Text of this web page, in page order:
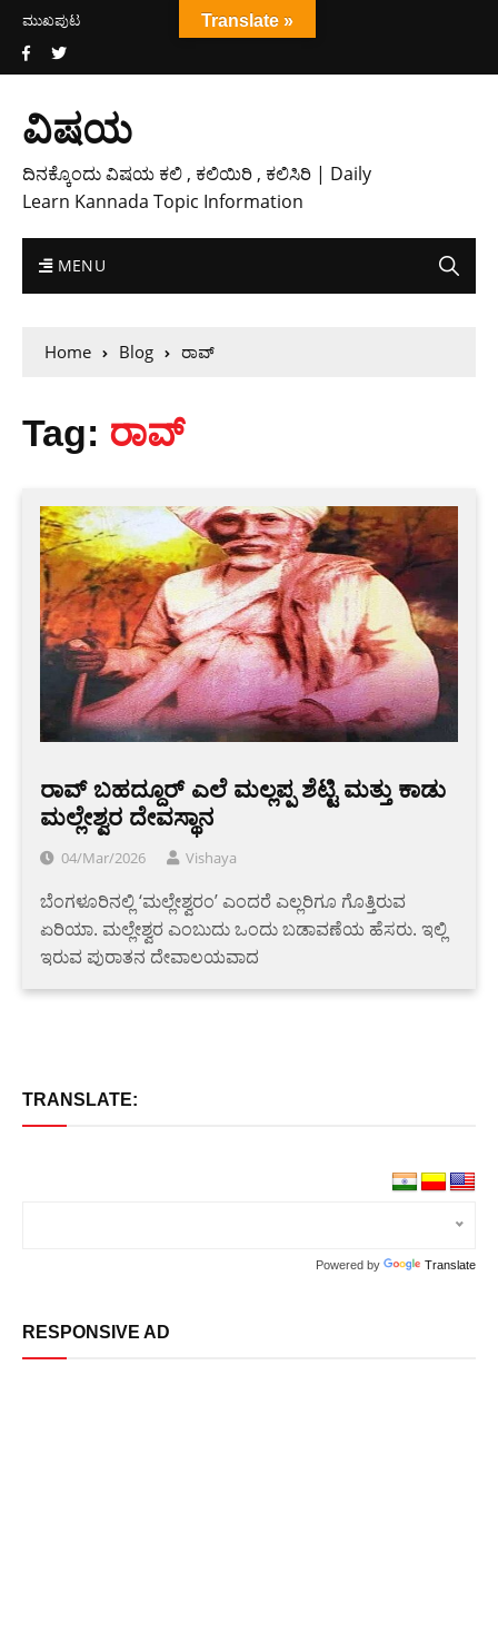
ಮುಖಪುಟ
ವಿಷಯ
ದಿನಕ್ಕೊಂದು ವಿಷಯ ಕಲಿ , ಕಲಿಯಿರಿ , ಕಲಿಸಿರಿ | Daily
Learn Kannada Topic Information
MENU
Home Blog ರಾವ್
Tag: ರಾವ್
ರಾವ್ ಬಹದ್ದೂರ್ ಎಲೆ ಮಲ್ಲಪ್ಪ ಶೆಟ್ಟಿ ಮತ್ತು ಕಾಡು
ಮಲ್ಲೇಶ್ವರ ದೇವಸ್ಥಾನ
04/Mar/2026 Vishaya
ಬೆಂಗಳೂರಿನಲ್ಲಿ ‘ಮಲ್ಲೇಶ್ವರಂ’ ಎಂದರೆ ಎಲ್ಲರಿಗೂ ಗೊತ್ತಿರುವ
ಏರಿಯಾ. ಮಲ್ಲೇಶ್ವರ ಎಂಬುದು ಒಂದು ಬಡಾವಣೆಯ ಹೆಸರು. ಇಲ್ಲಿ
ಇರುವ ಪುರಾತನ ದೇವಾಲಯವಾದ
TRANSLATE:
Powered by Translate
RESPONSIVE AD
Translate »